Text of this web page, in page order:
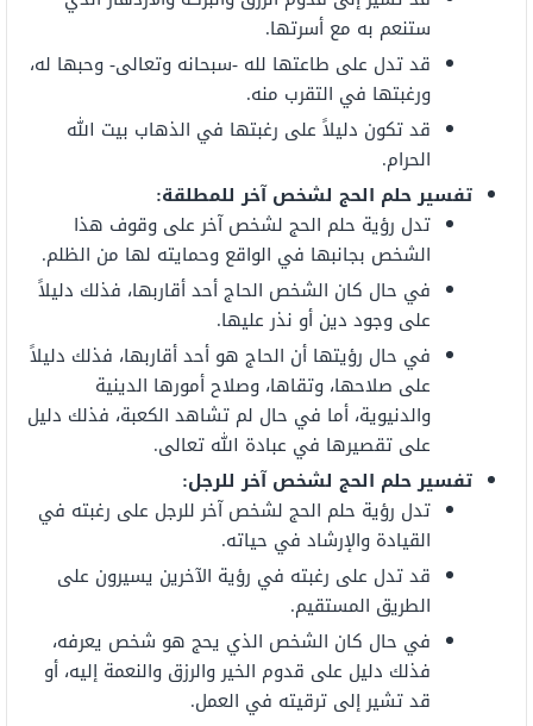
ستنعم به مع أسرتها.
قد تدل على طاعتها لله -سبحانه وتعالى- وحبها له،
ورغبتها في التقرب منه.
قد تكون دليلاً على رغبتها في الذهاب بيت الله
الحرام.
تفسير حلم الحج لشخص آخر للمطلقة:
تدل رؤية حلم الحج لشخص آخر على وقوف هذا
الشخص بجانبها في الواقع وحمايته لها من الظلم.
في حال كان الشخص الحاج أحد أقاربها، فذلك دليلاً
على وجود دين أو نذر عليها.
في حال رؤيتها أن الحاج هو أحد أقاربها، فذلك دليلاً
على صلاحها، وتقاها، وصلاح أمورها الدينية
والدنيوية، أما في حال لم تشاهد الكعبة، فذلك دليل
على تقصيرها في عبادة الله تعالى.
تفسير حلم الحج لشخص آخر للرجل:
تدل رؤية حلم الحج لشخص آخر للرجل على رغبته في
القيادة والإرشاد في حياته.
قد تدل على رغبته في رؤية الآخرين يسيرون على
الطريق المستقيم.
في حال كان الشخص الذي يحج هو شخص يعرفه،
فذلك دليل على قدوم الخير والرزق والنعمة إليه، أو
قد تشير إلى ترقيته في العمل.